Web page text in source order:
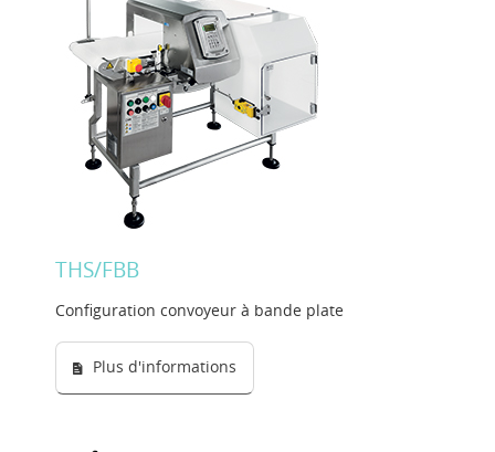
THS/FBB
Configuration convoyeur à bande plate
Plus d'informations